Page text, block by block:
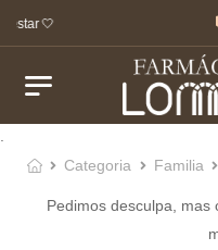
estar 🤍
Categoria
Familia
Pedimos desculpa, mas